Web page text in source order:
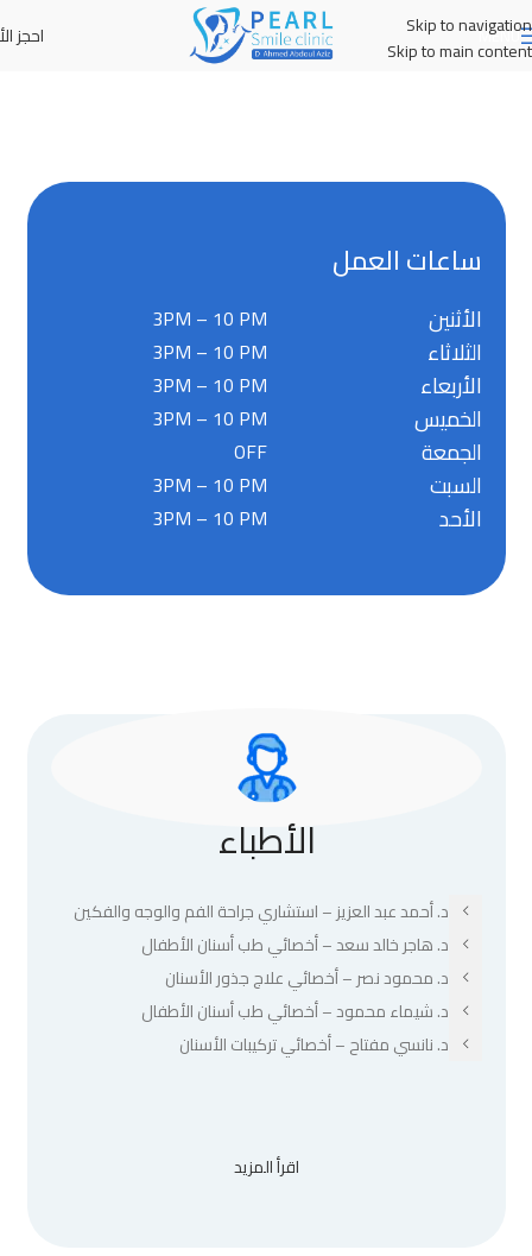
Skip to navigation
Skip to main content
MENU احجز
ساعات العمل
3PM – 10 PM الأثنين
3PM – 10 PM الثلاثاء
3PM – 10 PM الأربعاء
3PM – 10 PM الخميس
OFF الجمعة
3PM – 10 PM السبت
3PM – 10 PM الأحد
الأطباء
د. أحمد عبد العزيز – استشاري جراحة الفم والوجه والفكين
د. هاجر خالد سعد – أخصائي طب أسنان الأطفال
د. محمود نصر – أخصائي علاج جذور الأسنان
د. شيماء محمود – أخصائي طب أسنان الأطفال
د. نانسي مفتاح – أخصائي تركيبات الأسنان
اقرأ المزيد